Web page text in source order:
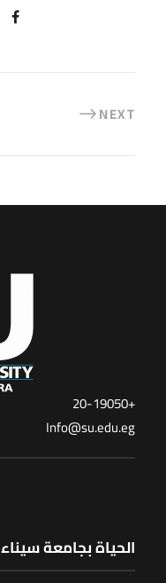
NEXT
+20-19050
Info@su.edu.eg
الحياة بجامعة سيناء